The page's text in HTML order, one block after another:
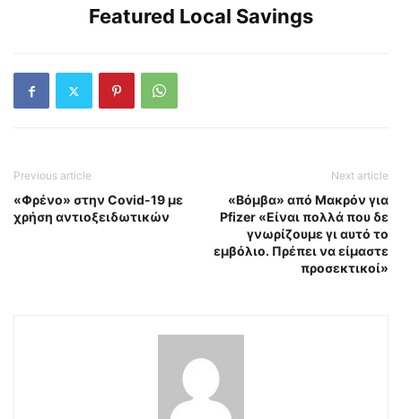
Featured Local Savings
Previous article
«Φρένο» στην Covid-19 με
χρήση αντιοξειδωτικών
Next article
«Βόμβα» από Μακρόν για
Pfizer «Είναι πολλά που δε
γνωρίζουμε γι αυτό το
εμβόλιο. Πρέπει να είμαστε
προσεκτικοί»